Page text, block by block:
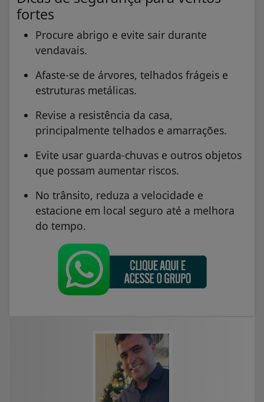
fortes
Procure abrigo e evite sair durante
vendavais.
Afaste-se de árvores, telhados frágeis e
estruturas metálicas.
Revise a resistência da casa,
principalmente telhados e amarrações.
Evite usar guarda-chuvas e outros objetos
que possam aumentar riscos.
No trânsito, reduza a velocidade e
estacione em local seguro até a melhora
do tempo.